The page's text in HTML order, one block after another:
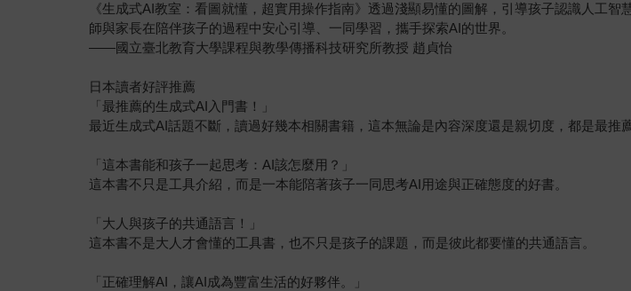
《生成式AI教室：看圖就懂，超實用操作指南》透過淺顯易懂的圖解，引導孩子認識人工
師與家長在陪伴孩子的過程中安心引導、一同學習，攜手探索AI的世界。
——國立臺北教育大學課程與教學傳播科技研究所教授 趙貞怡
日本讀者好評推薦
「最推薦的生成式AI入門書！」
最近生成式AI話題不斷，讀過好幾本相關書籍，這本無論是內容深度還是親切度，都是最推
「這本書能和孩子一起思考：AI該怎麼用？」
這本書不只是工具介紹，而是一本能陪著孩子一同思考AI用途與正確態度的好書。
「大人與孩子的共通語言！」
這本書不是大人才會懂的工具書，也不只是孩子的課題，而是彼此都要懂的共通語言。
「正確理解AI，讓AI成為豐富生活的好夥伴。」